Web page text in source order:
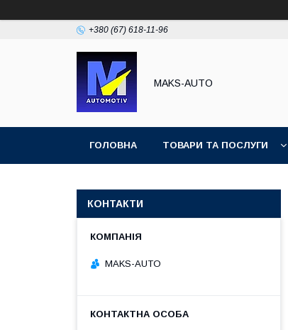
+380 (67) 618-11-96
MAKS-AUTO
ГОЛОВНА ТОВАРИ ТА ПОСЛУГИ
КОНТАКТИ
MAKS-AUTO